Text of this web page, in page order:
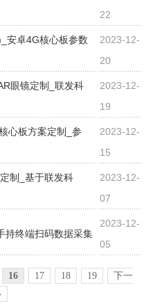
22
安卓4G核心板参数
2023-12-
20
眼镜定制_联发科
2023-12-
19
心板方案定制_参
2023-12-
15
制_基于联发科
2023-12-
07
持终端扫码数据采集
2023-12-
05
16 17 18 19
下一